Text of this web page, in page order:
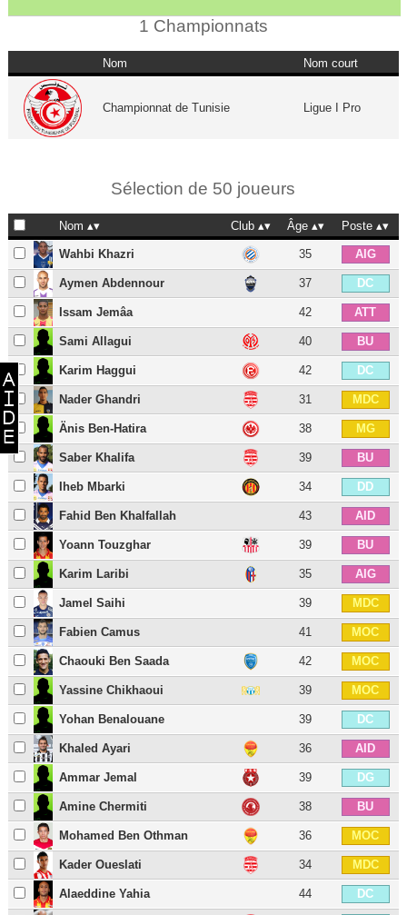
1 Championnats
Nom Nom court
Championnat de Tunisie Ligue I Pro
Sélection de 50 joueurs
Nom Club Âge Poste
Wahbi Khazri 35 AIG
Aymen Abdennour 37 DC
Issam Jemâa 42 ATT
Sami Allagui 40 BU
Karim Haggui 42 DC
Nader Ghandri 31 MDC
Änis Ben-Hatira 38 MG
Saber Khalifa 39 BU
Iheb Mbarki 34 DD
Fahid Ben Khalfallah 43 AID
Yoann Touzghar 39 BU
Karim Laribi 35 AIG
Jamel Saihi 39 MDC
Fabien Camus 41 MOC
Chaouki Ben Saada 42 MOC
Yassine Chikhaoui 39 MOC
Yohan Benalouane 39 DC
Khaled Ayari 36 AID
Ammar Jemal 39 DG
Amine Chermiti 38 BU
Mohamed Ben Othman 36 MOC
Kader Oueslati 34 MDC
Alaeddine Yahia 44 DC